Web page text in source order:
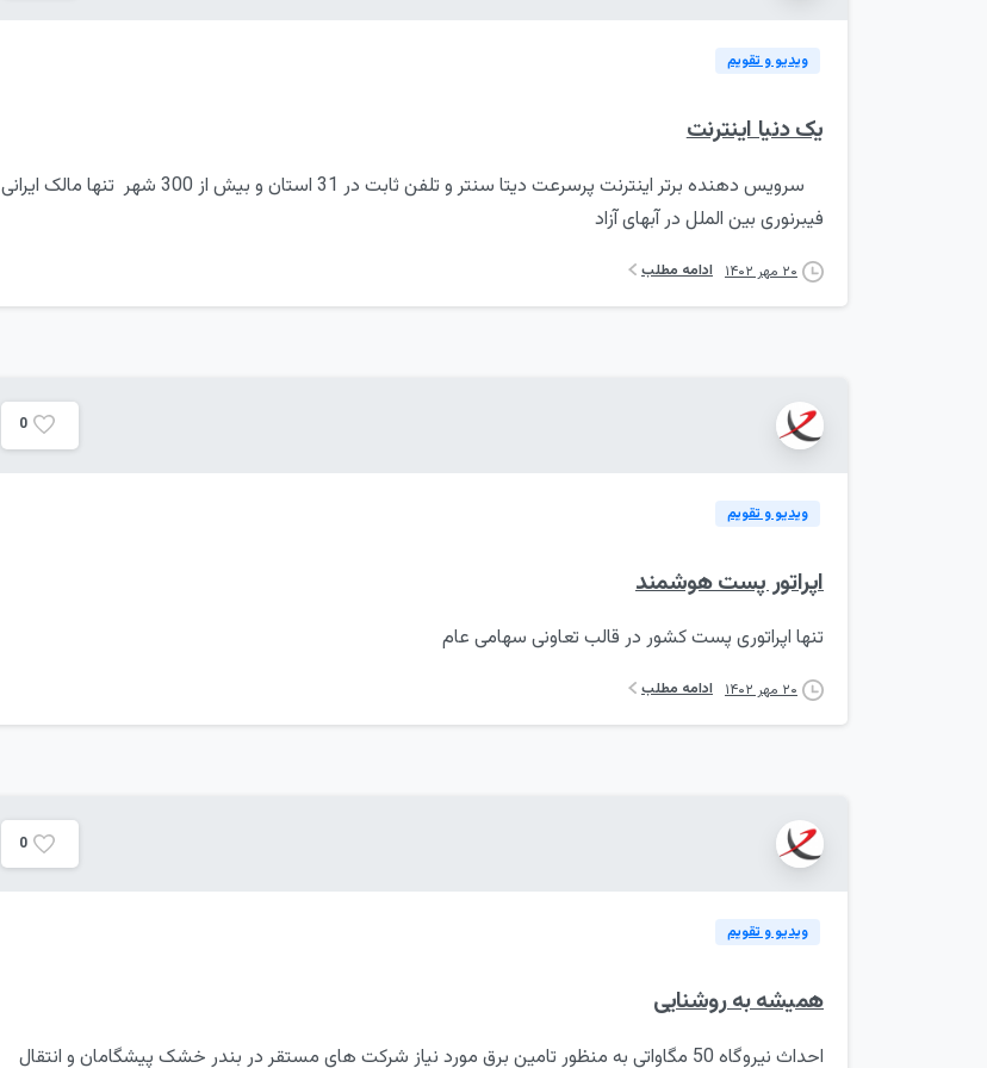
ویدیو و تقویم
یک دنیا اینترنت
سرویس دهنده برتر اینترنت پرسرعت دیتا سنتر و تلفن ثابت در 31 استان و بیش از 300 شهر تنها مالک ایرانی
فیبرنوری بین الملل در آبهای آزاد
۲۰ مهر ۱۴۰۲ ادامه مطلب
0
ویدیو و تقویم
اپراتور پست هوشمند
تنها اپراتوری پست کشور در قالب تعاونی سهامی عام
۲۰ مهر ۱۴۰۲ ادامه مطلب
0
ویدیو و تقویم
همیشه به روشنایی
احداث نیروگاه 50 مگاواتی به منظور تامین برق مورد نیاز شرکت های مستقر در بندر خشک پیشگامان و انتقال